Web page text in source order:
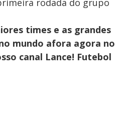
times e as grandes
mundo afora agora no
canal Lance! Futebol